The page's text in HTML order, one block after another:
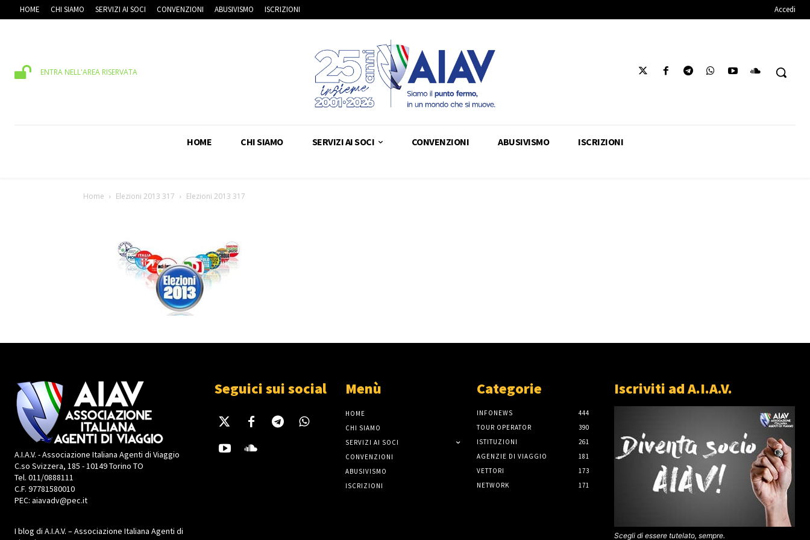
HOME CHI SIAMO SERVIZI AI SOCI CONVENZIONI ABUSIVISMO ISCRIZIONI Accedi
ENTRA NELL'AREA RISERVATA
HOME CHI SIAMO SERVIZI AI SOCI CONVENZIONI ABUSIVISMO ISCRIZIONI
Home Elezioni 2013 317 Elezioni 2013 317
A.I.A.V. - Associazione Italiana Agenti di Viaggio
C.so Svizzera, 185 - 10149 Torino TO
Tel. 011/0888111
C.F. 97781580010
PEC: aiavadv@pec.it
I blog di A.I.A.V. – Associazione Italiana Agenti di
Seguici sui social Menù
HOME
CHI SIAMO
SERVIZI AI SOCI
CONVENZIONI
ABUSIVISMO
ISCRIZIONI
Categorie
INFONEWS
444
TOUR OPERATOR
390
ISTITUZIONI
261
AGENZIE DI VIAGGIO
181
VETTORI
173
NETWORK
171
Iscriviti ad A.I.A.V.
Scegli di essere tutelato, sempre.